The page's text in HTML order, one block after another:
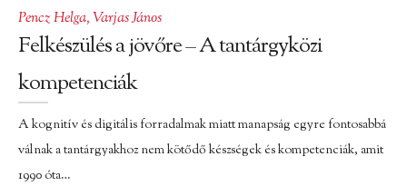
Pencz Helga,Varjas János
Felkészülés a jövőre – A tantárgyközi
kompetenciák
A kognitív és digitális forradalmak miatt manapság egyre fontosabbá
válnak a tantárgyakhoz nem kötődő készségek és kompetenciák, amit
1990 óta…